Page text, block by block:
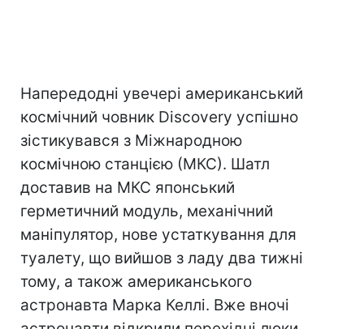
Напередодні увечері американський
космічний човник Discovery успішно
зістикувався з Міжнародною
космічною станцією (МКС). Шатл
доставив на МКС японський
герметичний модуль, механічний
маніпулятор, нове устаткування для
туалету, що вийшов з ладу два тижні
тому, а також американського
астронавта Марка Келлі. Вже вночі